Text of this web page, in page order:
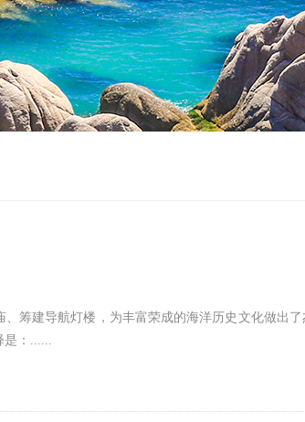
筹建导航灯楼，为丰富荣成的海洋历史文化做出
是：......